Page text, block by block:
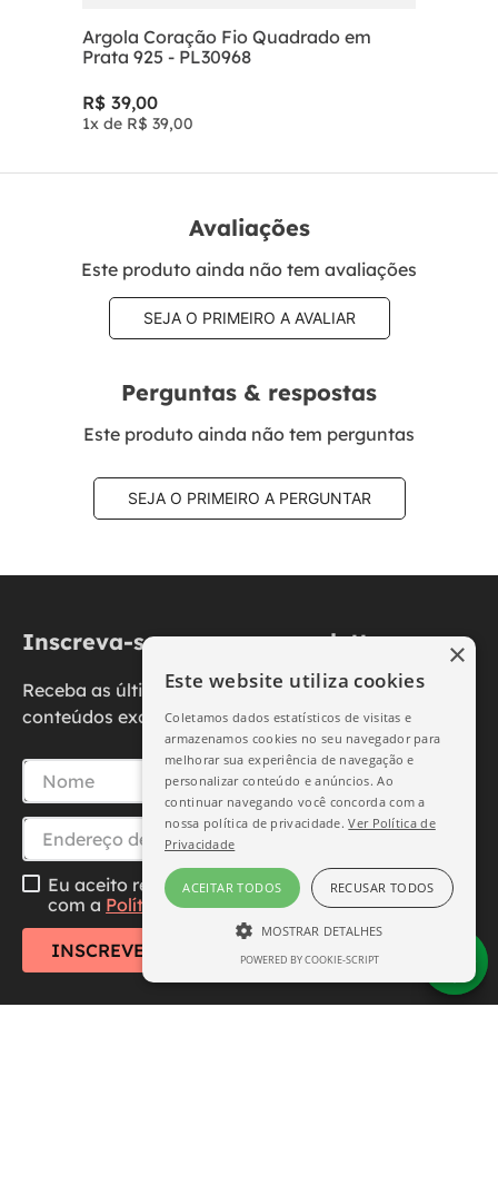
Argola Coração Fio Quadrado em
Prata 925 - PL30968
R$ 39,00
1x de R$ 39,00
Avaliações
Este produto ainda não tem avaliações
SEJA O PRIMEIRO A AVALIAR
Perguntas & respostas
Este produto ainda não tem perguntas
SEJA O PRIMEIRO A PERGUNTAR
Inscreva-se na nossa newsletter
Receba as últimas novidades, promoções e
conteúdos exclusivos diretamente no seu e-mail.
Eu aceito receber essa newsletter, li e concordo
com a Política de Privacidade
INSCREVER-SE
Este website utiliza cookies
Coletamos dados estatísticos de visitas e
armazenamos cookies no seu navegador para
melhorar sua experiência de navegação e
personalizar conteúdo e anúncios. Ao
continuar navegando você concorda com a
nossa política de privacidade.Ver Política de
Privacidade
ACEITAR TODOS RECUSAR TODOS
MOSTRAR DETALHES
ESTRITAMENTE NECESSÁRIO
POWERED BY COOKIE-SCRIPT
×